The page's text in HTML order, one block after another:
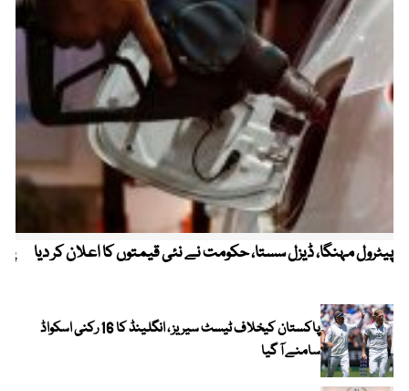
پیٹرول مہنگا، ڈیزل سستا، حکومت نے نئی قیمتوں کا اعلان کر دیا
پاکستان کیخلاف ٹیسٹ سیریز ، انگلینڈ کا 16 رکنی اسکواڈ
سامنے آ گیا